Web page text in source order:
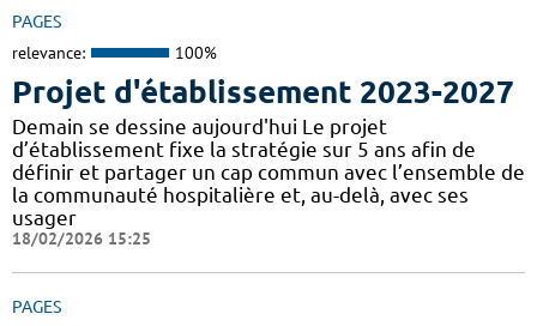
PAGES
relevance: 100%
Projet d'établissement 2023-2027
Demain se dessine aujourd'hui Le projet
d’établissement fixe la stratégie sur 5 ans afin de
définir et partager un cap commun avec l’ensemble de
la communauté hospitalière et, au-delà, avec ses
usager
18/02/2026 15:25
PAGES